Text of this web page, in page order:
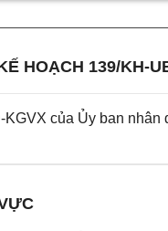
HOẠCH 139/KH-
của Ủy ban